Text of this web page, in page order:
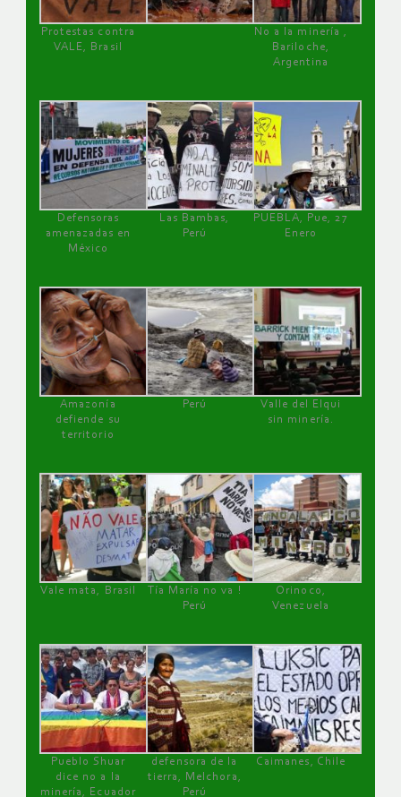
Protestas contra
VALE, Brasil
No a la minería ,
Bariloche,
Argentina
Defensoras
amenazadas en
México
Las Bambas,
Perú
PUEBLA, Pue, 27
Enero
Amazonía
defiende su
territorio
Perú
Valle del Elqui
sin minería.
Vale mata, Brasil
Tía María no va !
Perú
Orinoco,
Venezuela
Pueblo Shuar
dice no a la
minería, Ecuador
defensora de la
tierra, Melchora,
Perú
Caimanes, Chile